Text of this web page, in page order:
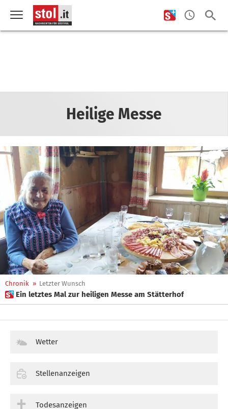
Heilige Messe
Chronik » Letzter Wunsch
 Ein letztes Mal zur heiligen Messe am Stätterhof
Wetter
Stellenanzeigen
Todesanzeigen